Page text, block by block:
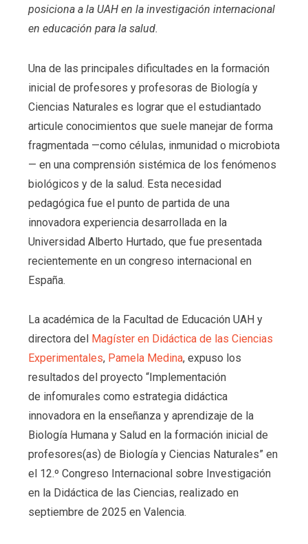
posiciona a la UAH en la investigación internacional
en educación para la salud.
Una de las principales dificultades en la formación
inicial de profesores y profesoras de Biología y
Ciencias Naturales es lograr que el estudiantado
articule conocimientos que suele manejar de forma
fragmentada —como células, inmunidad o microbiota
— en una comprensión sistémica de los fenómenos
biológicos y de la salud. Esta necesidad
pedagógica fue el punto de partida de una
innovadora experiencia desarrollada en la
Universidad Alberto Hurtado, que fue presentada
recientemente en un congreso internacional en
España.
La académica de la Facultad de Educación UAH y
directora del
Magíster en Didáctica de las Ciencias
Experimentales, Pamela Medina, expuso los
resultados del proyecto “Implementación
de infomurales como estrategia didáctica
innovadora en la enseñanza y aprendizaje de la
Biología Humana y Salud en la formación inicial de
profesores(as) de Biología y Ciencias Naturales” en
el 12.º Congreso Internacional sobre Investigación
en la Didáctica de las Ciencias, realizado en
septiembre de 2025 en Valencia.